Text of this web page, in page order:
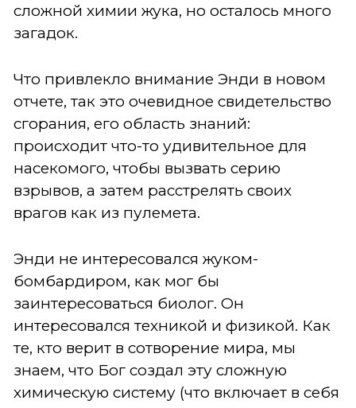
сложной химии жука, но осталось много
загадок.
Что привлекло внимание Энди в новом
отчете, так это очевидное свидетельство
сгорания, его область знаний:
происходит что-то удивительное для
насекомого, чтобы вызвать серию
взрывов, а затем расстрелять своих
врагов как из пулемета.
Энди не интересовался жуком-
бомбардиром, как мог бы
заинтересоваться биолог. Он
интересовался техникой и физикой. Как
те, кто верит в сотворение мира, мы
знаем, что Бог создал эту сложную
химическую систему (что включает в себя